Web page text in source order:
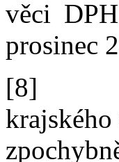
věci
prosinec
[8]
krajského